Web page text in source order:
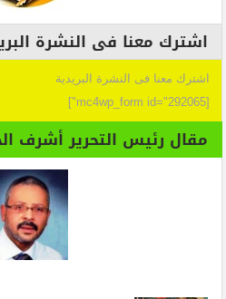
اشترك معنا فى النشرة
اشترك معنا فى النشرة البريدية
[mc4wp_form id="292065"]
مقال رئيس التحرير أشرف